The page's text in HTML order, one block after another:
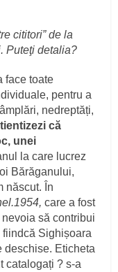
cititori” de la
Puteţi detalia?
face toate
pentru a
nedreptăți,
că
unei
la care lucrez
Bărăganului,
născut. În
care a fost
să contribui
fiindcă Sighișoara
deschise. Eticheta
catalogați ? s-a